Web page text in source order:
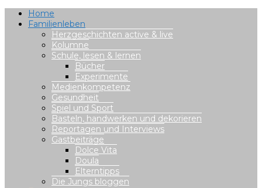
Home
Familienleben
Herzgeschichten active & live
Kolumne
Schule, lesen & lernen
Bücher
Experimente
Medienkompetenz
Gesundheit
Spiel und Sport
Basteln, handwerken und dekorieren
Reportagen und Interviews
Gastbeiträge
Dolce Vita
Doula
Elterntipps
Die Jungs bloggen